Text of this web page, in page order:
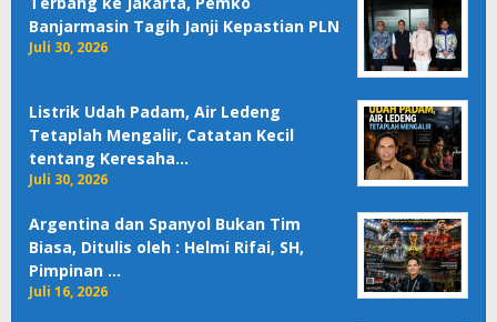
Banjarmasin Tagih Janji Kepastian PLN
Juli 30, 2026
Listrik Udah Padam, Air Ledeng
Tetaplah Mengalir, Catatan Kecil
tentang Keresaha…
Juli 30, 2026
Argentina dan Spanyol Bukan Tim
Biasa, Ditulis oleh : Helmi Rifai, SH,
Pimpinan …
Juli 16, 2026